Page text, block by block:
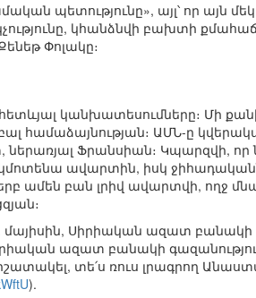
պետությունը», այլ՝ որ այն
կհանձնվի բախտի
Փոլակը։
կանխատեսումները։ Մի
համաձայնության։ ԱՄՆ-ը
Ֆրանսիան։ Կպարզվի, որ
ավարտին, իսկ
երբ ամեն բան լրիվ ավարտվի, ողջ
մայիսին, Սիրիական ազատ
ազատ բանակի
տե՛ս ռուս լրագրող
).